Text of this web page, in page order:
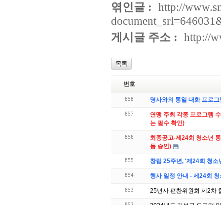
엮인글 : http://
게시글 주소 : http://
목록
번호
858 명사와의 통일 대화 프로
857
연맹 주최 각종 프로그램
는 필수 확인)
856
최종공고-제24회 청소년
등 승인)
855 창립 25주년, '제24회 청소
854 행사 일정 안내 - 제24회
853 25년사 편찬위원회 제2차